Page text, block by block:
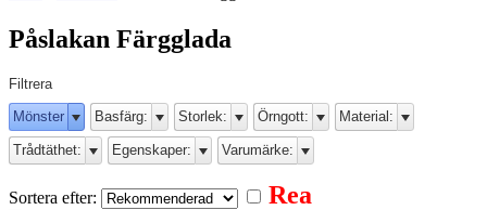
Påslakan Färgglada
Filtrera
Mönster
Basfärg: Storlek: Örngott: Material:
Trådtäthet: Egenskaper: Varumärke:
Sortera efter: Rea